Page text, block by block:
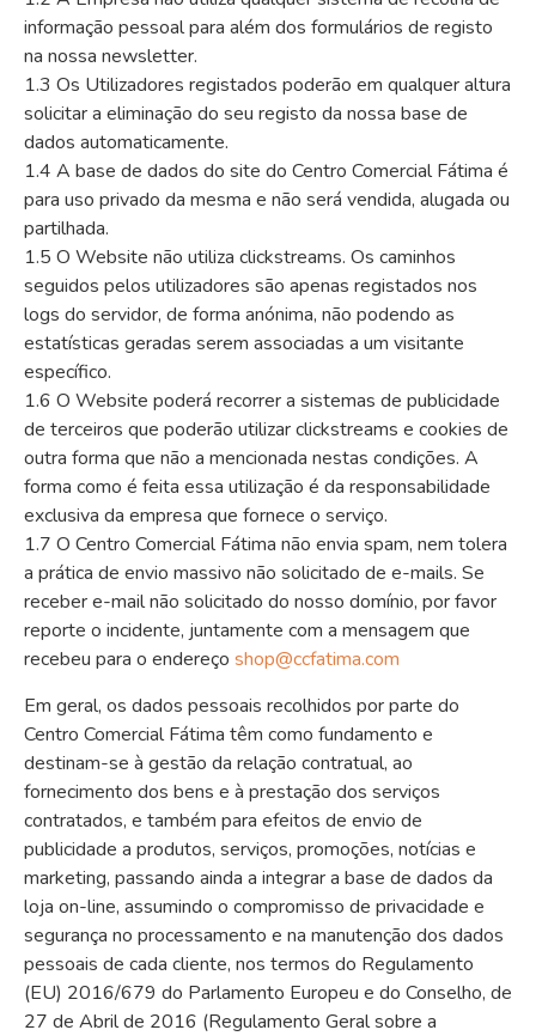
informação pessoal para além dos formulários de registo
na nossa newsletter.
1.3 Os Utilizadores registados poderão em qualquer altura
solicitar a eliminação do seu registo da nossa base de
dados automaticamente.
1.4 A base de dados do site do Centro Comercial Fátima é
para uso privado da mesma e não será vendida, alugada ou
partilhada.
1.5 O Website não utiliza clickstreams. Os caminhos
seguidos pelos utilizadores são apenas registados nos
logs do servidor, de forma anónima, não podendo as
estatísticas geradas serem associadas a um visitante
específico.
1.6 O Website poderá recorrer a sistemas de publicidade
de terceiros que poderão utilizar clickstreams e cookies de
outra forma que não a mencionada nestas condições. A
forma como é feita essa utilização é da responsabilidade
exclusiva da empresa que fornece o serviço.
1.7 O Centro Comercial Fátima não envia spam, nem tolera
a prática de envio massivo não solicitado de e-mails. Se
receber e-mail não solicitado do nosso domínio, por favor
reporte o incidente, juntamente com a mensagem que
recebeu para o endereço shop@ccfatima.com
Em geral, os dados pessoais recolhidos por parte do
Centro Comercial Fátima têm como fundamento e
destinam-se à gestão da relação contratual, ao
fornecimento dos bens e à prestação dos serviços
contratados, e também para efeitos de envio de
publicidade a produtos, serviços, promoções, notícias e
marketing, passando ainda a integrar a base de dados da
loja on-line, assumindo o compromisso de privacidade e
segurança no processamento e na manutenção dos dados
pessoais de cada cliente, nos termos do Regulamento
(EU) 2016/679 do Parlamento Europeu e do Conselho, de
27 de Abril de 2016 (Regulamento Geral sobre a